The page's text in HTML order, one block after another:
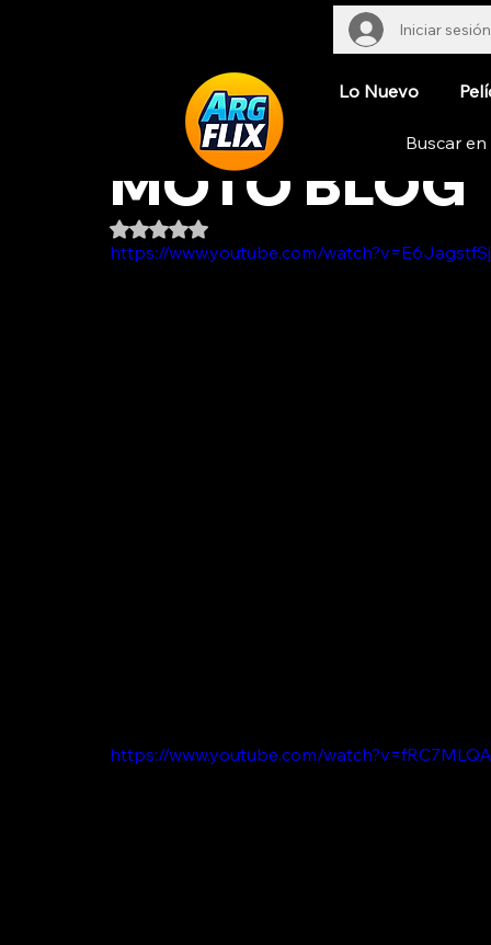
Iniciar sesión
Lo Nuevo
MOTO BLOG
Obtuvo NaN de 5 estrellas.
https://www.youtube.com/
https://www.youtube.com/